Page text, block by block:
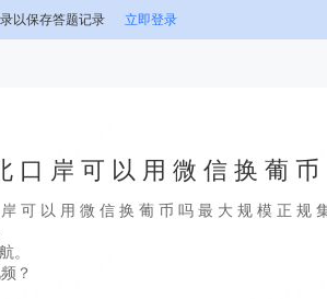
以保存答题记录 立即登录
口 岸 可 以 用 微 信 换 葡 币
可 以 用 微 信 换 葡 币 吗 最 大 规 模 正 规
。
？